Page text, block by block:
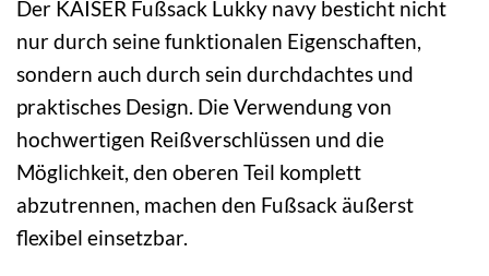
Der KAISER Fußsack Lukky navy besticht nicht
nur durch seine funktionalen Eigenschaften,
sondern auch durch sein durchdachtes und
praktisches Design. Die Verwendung von
hochwertigen Reißverschlüssen und die
Möglichkeit, den oberen Teil komplett
abzutrennen, machen den Fußsack äußerst
flexibel einsetzbar.